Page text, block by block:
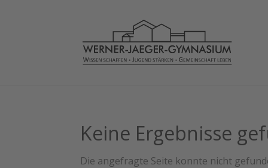
Keine Ergebnisse
Die angefragte Seite konnte nicht